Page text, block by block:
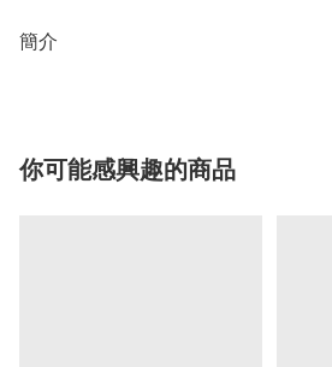
簡介
你可能感興趣的商品